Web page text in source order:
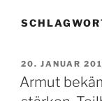
AM
20. JANUAR
Armut